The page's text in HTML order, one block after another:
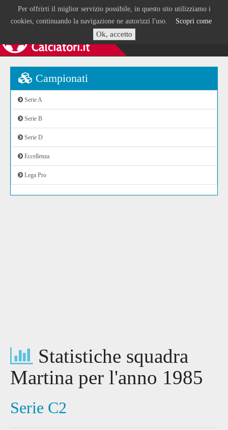
Per offrirti il miglior servizio possibile, in questo sito utilizziamo i
cookies, continuando la navigazione ne autorizzi l'uso. Scopri come
Ok, accetto
Campionati
Serie A
Serie B
Serie D
Eccellenza
Lega Pro
Statistiche squadra
Martina per l'anno 1985
Serie C2